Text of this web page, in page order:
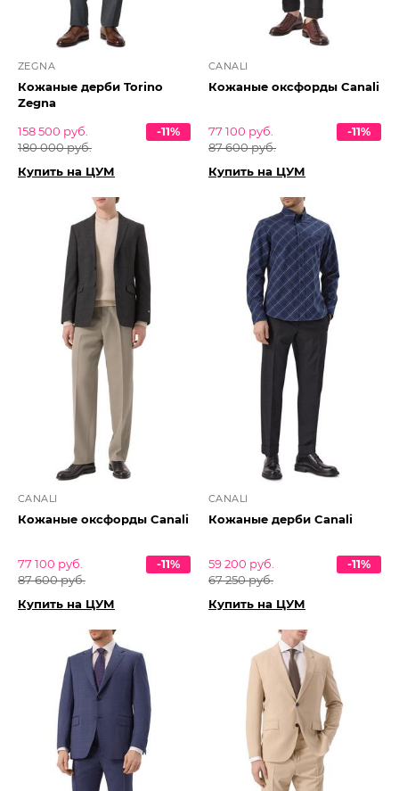
ZEGNA
Кожаные дерби Torino
Zegna
158 500 руб.
180 000 руб.
-11%
Купить на ЦУМ
CANALI
Кожаные оксфорды Canali
77 100 руб.
87 600 руб.
-11%
Купить на ЦУМ
CANALI
Кожаные оксфорды Canali
77 100 руб.
87 600 руб.
-11%
Купить на ЦУМ
CANALI
Кожаные дерби Canali
59 200 руб.
67 250 руб.
-11%
Купить на ЦУМ